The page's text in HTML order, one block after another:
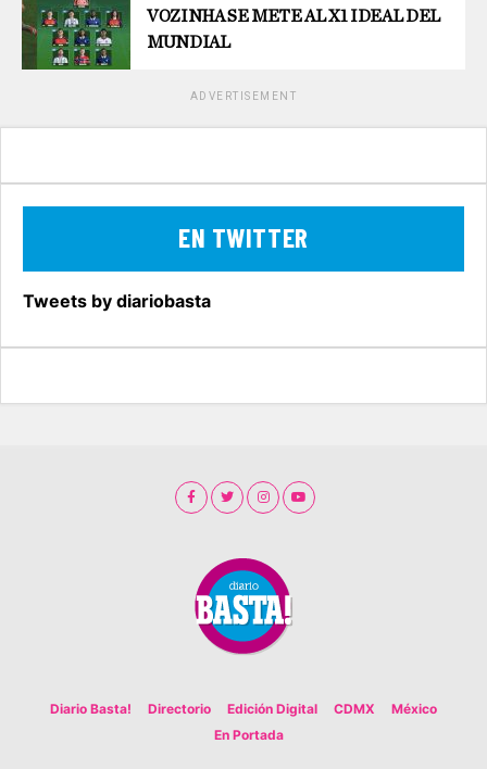
VOZINHA SE METE AL X1 IDEAL DEL
MUNDIAL
ADVERTISEMENT
EN TWITTER
Tweets by diariobasta
Diario Basta! Directorio Edición Digital CDMX
México
En Portada